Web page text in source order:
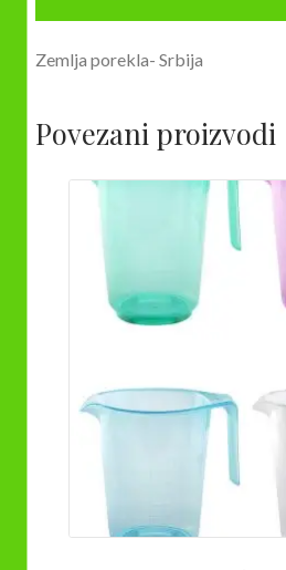
Zemlja porekla- Srbija
Povezani proizvodi